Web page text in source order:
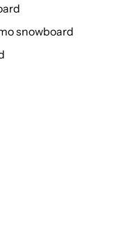
snowboard